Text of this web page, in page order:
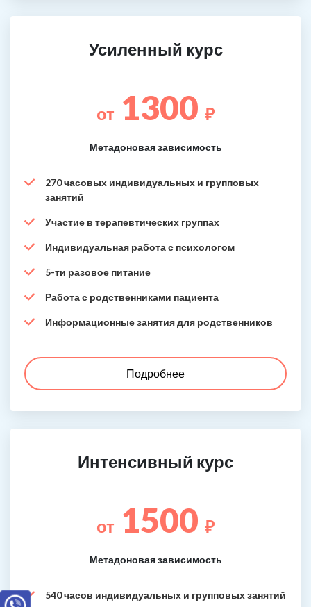
Усиленный курс
от 1300 ₽
Метадоновая зависимость
270 часовых индивидуальных и групповых
занятий
Участие в терапевтических группах
Индивидуальная работа с психологом
5-ти разовое питание
Работа с родственниками пациента
Информационные занятия для родственников
Подробнее
Интенсивный курс
от 1500 ₽
Метадоновая зависимость
540 часов индивидуальных и групповых занятий